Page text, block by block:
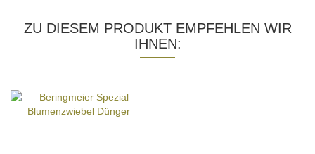
ZU DIESEM PRODUKT EMPFEHLEN WIR
IHNEN: